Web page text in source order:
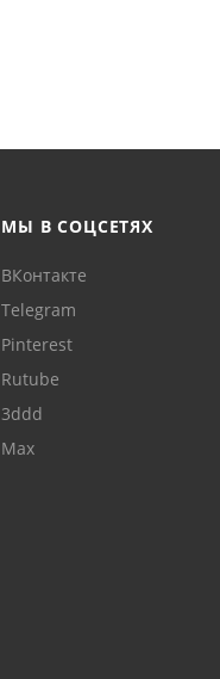
МЫ В СОЦСЕТЯХ
ВКонтакте
Telegram
Pinterest
Rutube
3ddd
Max